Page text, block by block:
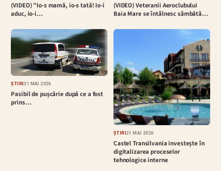
(VIDEO) ”Io-s mamă, io-s tată! Io-i
aduc, io-i…
(VIDEO) Veteranii Aeroclubului
Baia Mare se întâlnesc sâmbătă…
ȘTIRI31 MAI 2026
Pasibil de pușcărie după ce a fost
prins…
ȘTIRI21 MAI 2026
Castel Transilvania investește în
digitalizarea proceselor
tehnologice interne